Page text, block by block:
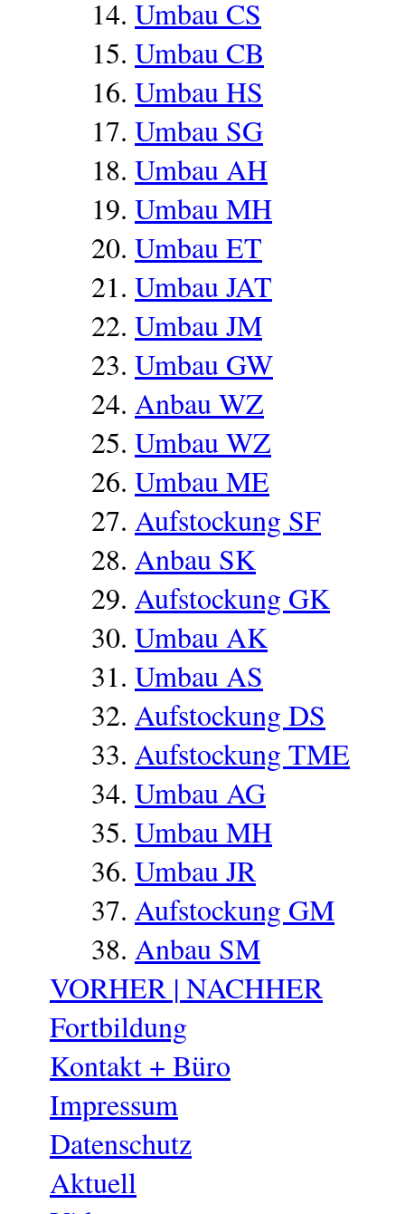
Umbau CS
Umbau CB
Umbau HS
Umbau SG
Umbau AH
Umbau MH
Umbau ET
Umbau JAT
Umbau JM
Umbau GW
Anbau WZ
Umbau WZ
Umbau ME
Aufstockung SF
Anbau SK
Aufstockung GK
Umbau AK
Umbau AS
Aufstockung DS
Aufstockung TME
Umbau AG
Umbau MH
Umbau JR
Aufstockung GM
Anbau SM
VORHER | NACHHER
Fortbildung
Kontakt + Büro
Impressum
Datenschutz
Aktuell